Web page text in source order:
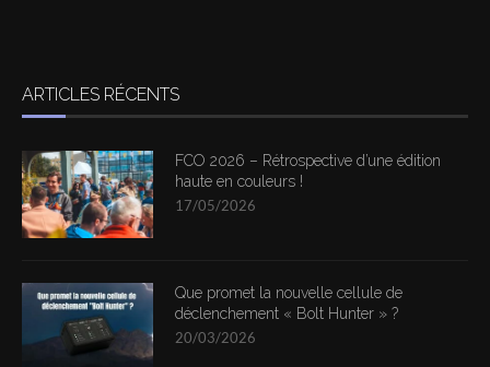
ARTICLES RÉCENTS
FCO 2026 – Rétrospective d’une édition
haute en couleurs !
17/05/2026
Que promet la nouvelle cellule de
déclenchement « Bolt Hunter » ?
20/03/2026